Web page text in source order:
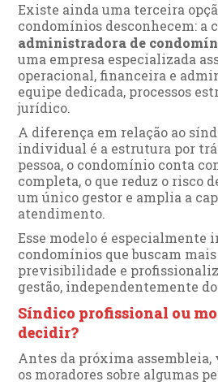
Existe ainda uma terceira
condomínios desconhecem: a
administradora de
uma empresa especializada
operacional, financeira e
equipe dedicada, processos
jurídico.
A diferença em relação ao
individual é a estrutura por
pessoa, o condomínio conta
completa, o que reduz o risco
um único gestor e amplia a
atendimento.
Esse modelo é especialmente
condomínios que buscam
previsibilidade e
gestão, independentemente
Síndico profissional ou
decidir?
Antes da próxima assembleia,
os moradores sobre algumas